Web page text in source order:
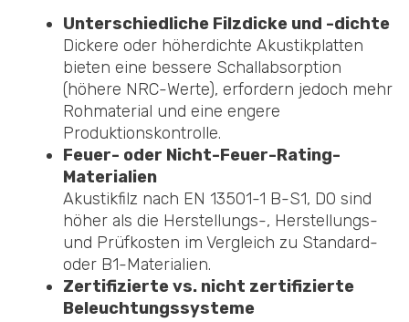
Unterschiedliche Filzdicke und -dichte
Dickere oder höherdichte Akustikplatten
bieten eine bessere Schallabsorption
(höhere NRC-Werte), erfordern jedoch mehr
Rohmaterial und eine engere
Produktionskontrolle.
Feuer- oder Nicht-Feuer-Rating-
Materialien
Akustikfilz nach EN 13501-1 B-S1, D0 sind
höher als die Herstellungs-, Herstellungs-
und Prüfkosten im Vergleich zu Standard-
oder B1-Materialien.
Zertifizierte vs. nicht zertifizierte
Beleuchtungssysteme